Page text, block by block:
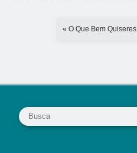
« O Que Bem Quiseres